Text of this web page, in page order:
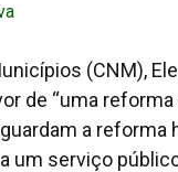
(CNM),
de “uma
a reforma
serviço